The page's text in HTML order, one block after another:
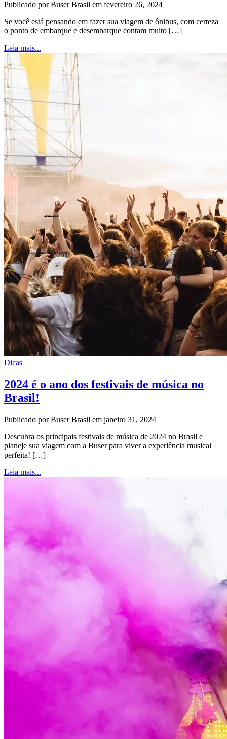
Publicado por Buser Brasil em fevereiro 26, 2024
Se você está pensando em fazer sua viagem de ônibus, com certeza
o ponto de embarque e desembarque contam muito […]
Leia mais...
Dicas
2024 é o ano dos festivais de música no
Brasil!
Publicado por Buser Brasil em janeiro 31, 2024
Descubra os principais festivais de música de 2024 no Brasil e
planeje sua viagem com a Buser para viver a experiência musical
perfeita! […]
Leia mais...